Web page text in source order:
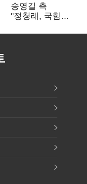
송영길 측
"정청래, 국힘
민주당 대표로